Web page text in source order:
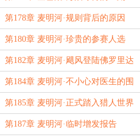
第178章 麦明河·规则背后的原因
第180章 麦明河·珍贵的参赛人选
第182章 麦明河·飓风登陆佛罗里达
第184章 麦明河·不小心对医生的围
追堵截
第185章 麦明河·正式踏入猎人世界
第187章 麦明河·临时增发报告